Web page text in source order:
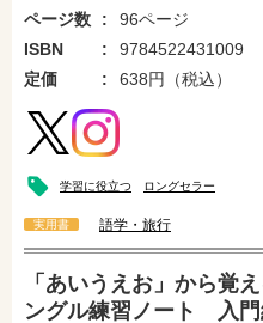
ページ数
96ページ
ISBN
9784522431009
定価
638円（税込）
学習に役立つ ロングセラー
実用書 語学・旅行
「あいうえお」から覚
ングル練習ノート 入
amazonで購入